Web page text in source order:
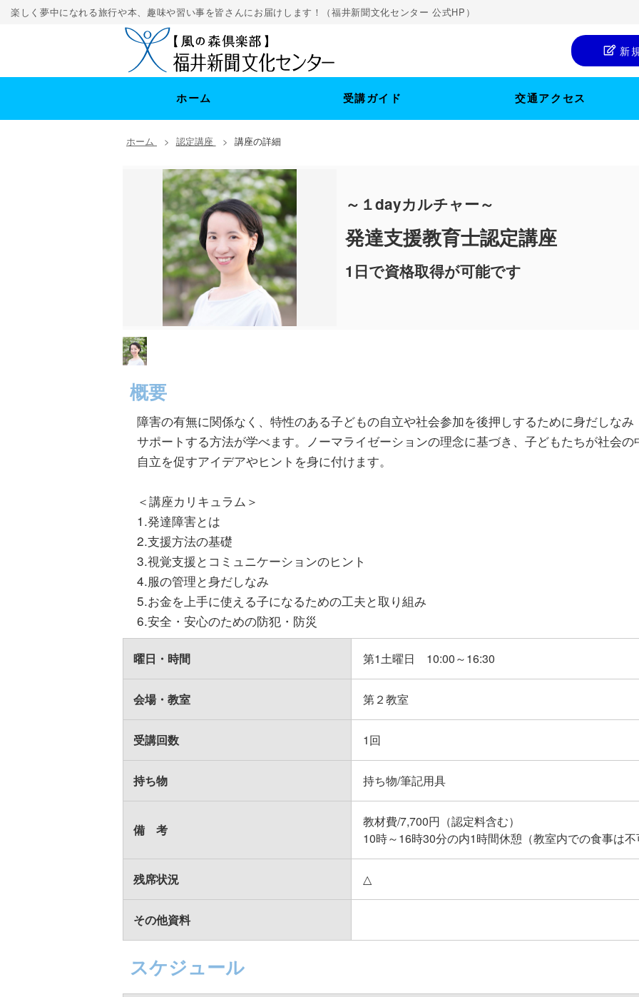
楽しく夢中になれる旅行や本、趣味や習い事を皆さんにお届けします！（福井新聞文化センター 公式HP）
新
ホーム 受講ガイド 交通アクセス
ホーム 認定講座 講座の詳細
～１dayカルチャー～
発達支援教育士認定講座
1日で資格取得が可能です
概要
障害の有無に関係なく、特性のある子どもの自立や社会参加を後押しするために身だしな
サポートする方法が学べます。ノーマライゼーションの理念に基づき、子どもたちが社会
自立を促すアイデアやヒントを身に付けます。
＜講座カリキュラム＞
1.発達障害とは
2.支援方法の基礎
3.視覚支援とコミュニケーションのヒント
4.服の管理と身だしなみ
5.お金を上手に使える子になるための工夫と取り組み
6.安全・安心のための防犯・防災
曜日・時間 第1土曜日 10:00～16:30
会場・教室 第２教室
受講回数 1回
持ち物 持ち物/筆記用具
備 考
教材費/7,700円（認定料含む）
10時～16時30分の内1時間休憩（教室内での食事は
残席状況 △
その他資料
スケジュール